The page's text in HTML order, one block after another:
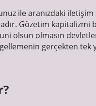
ile aranızdaki
Gözetim kapitalizmi
olsun olmasın
gerçekten tek